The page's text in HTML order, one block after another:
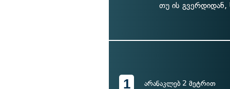
თუ ის გვერდიდან,
1 არანაკლებ 2 მეტრით